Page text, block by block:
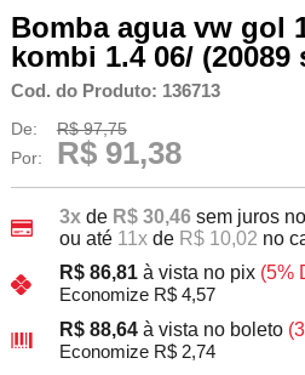
Bomba agua vw gol
kombi 1.4 06/ (20089
Cod. do Produto: 136713
De:
R$ 97,75
Por:
R$ 91,38
3xde R$ 30,46 sem juros
ou até 11xde R$ 10,02 no
R$ 86,81 à vista no pix (5%
Economize R$ 4,57
R$ 88,64 à vista no boleto
Economize R$ 2,74